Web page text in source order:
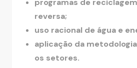
reversa;
uso racional de água e
aplicação da
os setores.